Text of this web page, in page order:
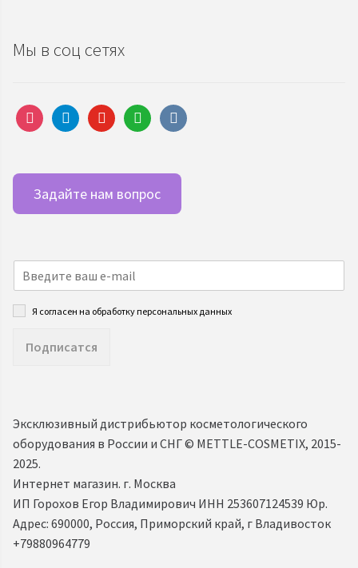
Мы в соц сетях
instagramtelegramyoutubewhatsappvkontakte
Задайте нам вопрос
Я согласен на обработку персональных данных
Подписатся
Эксклюзивный дистрибьютор косметологического
оборудования в России и СНГ ©️ METTLE-COSMETIX, 2015-
2025.
Интернет магазин. г. Москва
ИП Горохов Егор Владимирович ИНН 253607124539 Юр.
Адрес: 690000, Россия, Приморский край, г Владивосток
+79880964779